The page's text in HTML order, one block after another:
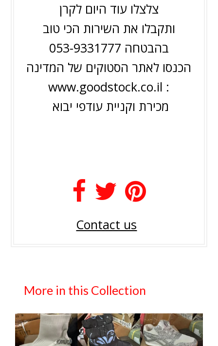
צלצלו עוד היום לקרן
ותקבלו את השירות הכי טוב
בהבטחה 053-9331777
הכנסו לאתר הסטוקים של המדינה
:
www.goodstock.co.il
מכירת וקניית עודפי יבוא
Contact us
More in this Collection